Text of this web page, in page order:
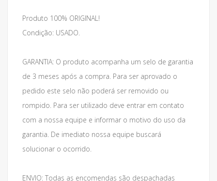
Produto 100% ORIGINAL!
Condição: USADO.
GARANTIA: O produto acompanha um selo de garantia
de 3 meses após a compra. Para ser aprovado o
pedido este selo não poderá ser removido ou
rompido. Para ser utilizado deve entrar em contato
com a nossa equipe e informar o motivo do uso da
garantia. De imediato nossa equipe buscará
solucionar o ocorrido.
ENVIO: Todas as encomendas são despachadas